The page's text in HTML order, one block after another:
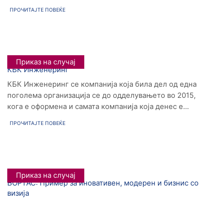
ПРОЧИТАЈТЕ ПОВЕЌЕ
Приказ на случај
КБК Инженеринг
КБК Инженеринг се компанија која била дел од една
поголема организација се до одделувањето во 2015,
кога е оформена и самата компанија која денес е...
ПРОЧИТАЈТЕ ПОВЕЌЕ
Приказ на случај
БОРТАС: Пример за иновативен, модерен и бизнис со
визија